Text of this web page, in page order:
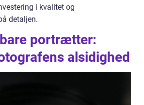
i kvalitet og
detaljen.
portrætter:
alsidighed